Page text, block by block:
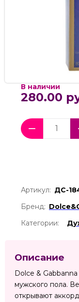
В наличии
280.00
Артикул: ДС-
Бренд:
Категории:
Описание
Dolce &
мужского пола.
открывают